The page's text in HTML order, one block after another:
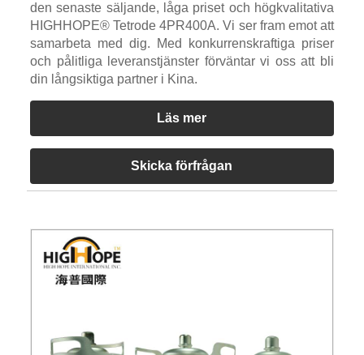
den senaste säljande, låga priset och högkvalitativa
HIGHHOPE® Tetrode 4PR400A. Vi ser fram emot att
samarbeta med dig. Med konkurrenskraftiga priser
och pålitliga leveranstjänster förväntar vi oss att bli
din långsiktiga partner i Kina.
Läs mer
Skicka förfrågan